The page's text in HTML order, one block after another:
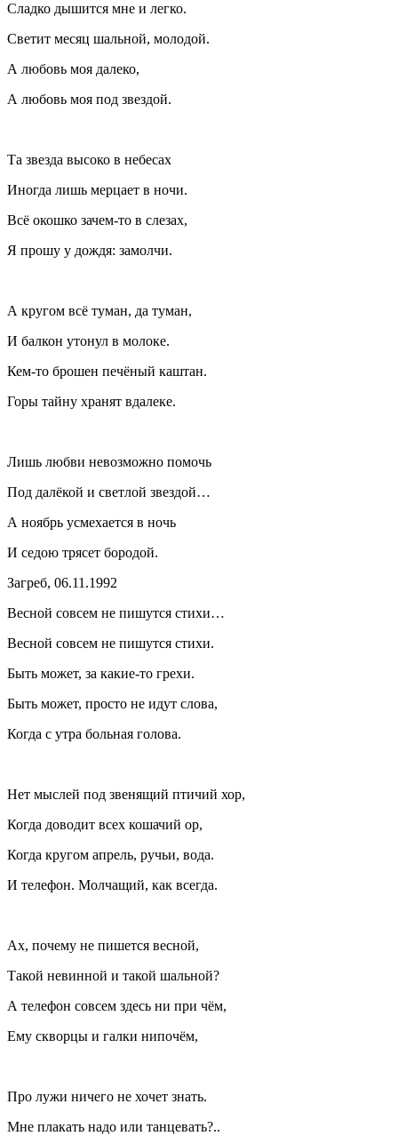
Сладко дышится мне и легко.
Светит месяц шальной, молодой.
А любовь моя далеко,
А любовь моя под звездой.
Та звезда высоко в небесах
Иногда лишь мерцает в ночи.
Всё окошко зачем-то в слезах,
Я прошу у дождя: замолчи.
А кругом всё туман, да туман,
И балкон утонул в молоке.
Кем-то брошен печёный каштан.
Горы тайну хранят вдалеке.
Лишь любви невозможно помочь
Под далёкой и светлой звездой…
А ноябрь усмехается в ночь
И седою трясет бородой.
Загреб, 06.11.1992
Весной совсем не пишутся стихи…
Весной совсем не пишутся стихи.
Быть может, за какие-то грехи.
Быть может, просто не идут слова,
Когда с утра больная голова.
Нет мыслей под звенящий птичий хор,
Когда доводит всех кошачий ор,
Когда кругом апрель, ручьи, вода.
И телефон. Молчащий, как всегда.
Ах, почему не пишется весной,
Такой невинной и такой шальной?
А телефон совсем здесь ни при чём,
Ему скворцы и галки нипочём,
Про лужи ничего не хочет знать.
Мне плакать надо или танцевать?..